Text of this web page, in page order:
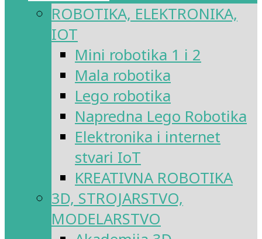
ROBOTIKA, ELEKTRONIKA,
IOT
Mini robotika 1 i 2
Mala robotika
Lego robotika
Napredna Lego Robotika
Elektronika i internet
stvari IoT
KREATIVNA ROBOTIKA
3D, STROJARSTVO,
MODELARSTVO